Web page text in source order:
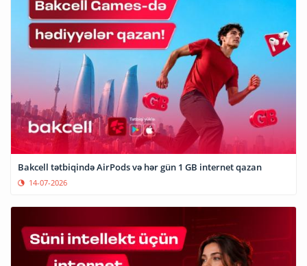
Bakcell tətbiqində AirPods və hər gün 1 GB internet qazan
14-07-2026